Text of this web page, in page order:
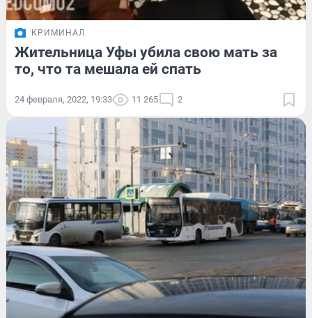
КРИМИНАЛ
Жительница Уфы убила свою мать за
то, что та мешала ей спать
24 февраля, 2022, 19:33 11 265 2